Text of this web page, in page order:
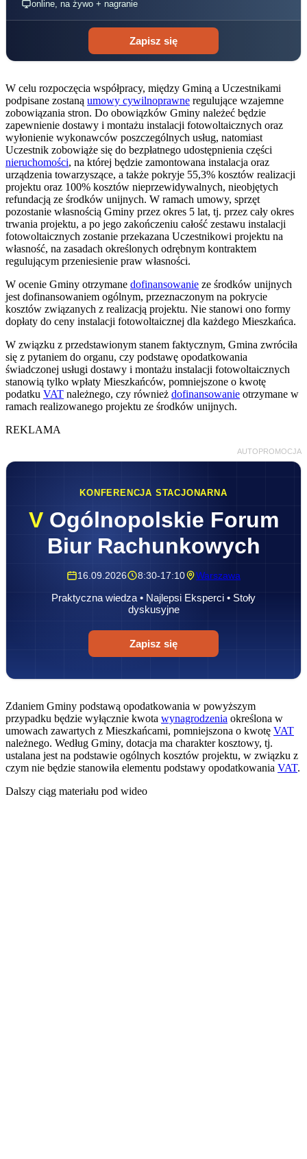
online, na żywo + nagranie
Zapisz się
W celu rozpoczęcia współpracy, między Gminą a Uczestnikami
podpisane zostaną umowy cywilnoprawne regulujące wzajemne
zobowiązania stron. Do obowiązków Gminy należeć będzie
zapewnienie dostawy i montażu instalacji fotowoltaicznych oraz
wyłonienie wykonawców poszczególnych usług, natomiast
Uczestnik zobowiąże się do bezpłatnego udostępnienia części
nieruchomości, na której będzie zamontowana instalacja oraz
urządzenia towarzyszące, a także pokryje 55,3% kosztów realizacji
projektu oraz 100% kosztów nieprzewidywalnych, nieobjętych
refundacją ze środków unijnych. W ramach umowy, sprzęt
pozostanie własnością Gminy przez okres 5 lat, tj. przez cały okres
trwania projektu, a po jego zakończeniu całość zestawu instalacji
fotowoltaicznych zostanie przekazana Uczestnikowi projektu na
własność, na zasadach określonych odrębnym kontraktem
regulującym przeniesienie praw własności.
W ocenie Gminy otrzymane dofinansowanie ze środków unijnych
jest dofinansowaniem ogólnym, przeznaczonym na pokrycie
kosztów związanych z realizacją projektu. Nie stanowi ono formy
dopłaty do ceny instalacji fotowoltaicznej dla każdego Mieszkańca.
W związku z przedstawionym stanem faktycznym, Gmina zwróciła
się z pytaniem do organu, czy podstawę opodatkowania
świadczonej usługi dostawy i montażu instalacji fotowoltaicznych
stanowią tylko wpłaty Mieszkańców, pomniejszone o kwotę
podatku VAT należnego, czy również dofinansowanie otrzymane w
ramach realizowanego projektu ze środków unijnych.
REKLAMA
AUTOPROMOCJA
KONFERENCJA STACJONARNA
VOgólnopolskie Forum
Biur Rachunkowych
16.09.2026 8:30-17:10 Warszawa
Praktyczna wiedza • Najlepsi Eksperci • Stoły
dyskusyjne
Zapisz się
Zdaniem Gminy podstawą opodatkowania w powyższym
przypadku będzie wyłącznie kwota wynagrodzenia określona w
umowach zawartych z Mieszkańcami, pomniejszona o kwotę VAT
należnego. Według Gminy, dotacja ma charakter kosztowy, tj.
ustalana jest na podstawie ogólnych kosztów projektu, w związku z
czym nie będzie stanowiła elementu podstawy opodatkowania VAT.
Dalszy ciąg materiału pod wideo